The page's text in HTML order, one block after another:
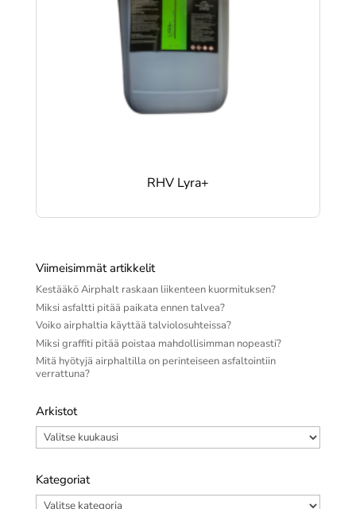
RHV Lyra+
Viimeisimmät artikkelit
Kestääkö Airphalt raskaan liikenteen kuormituksen?
Miksi asfaltti pitää paikata ennen talvea?
Voiko airphaltia käyttää talviolosuhteissa?
Miksi graffiti pitää poistaa mahdollisimman nopeasti?
Mitä hyötyjä airphaltilla on perinteiseen asfaltointiin
verrattuna?
Arkistot
Arkistot
Kategoriat
Kategoriat